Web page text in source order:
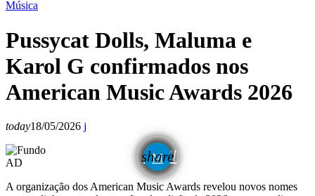
Música
Pussycat Dolls, Maluma e
Karol G confirmados nos
American Music Awards 2026
today18/05/2026
share
email
AD
A organização dos American Music Awards revelou novos nomes